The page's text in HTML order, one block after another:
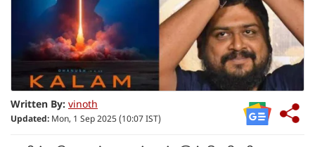
Written By: vinoth
Updated: Mon, 1 Sep 2025 (10:07 IST)